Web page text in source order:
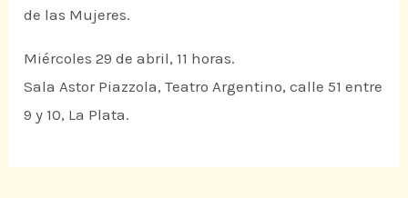
de las Mujeres.
Miércoles 29 de abril, 11 horas.
Sala Astor Piazzola, Teatro Argentino, calle 51 entre
9 y 10, La Plata.